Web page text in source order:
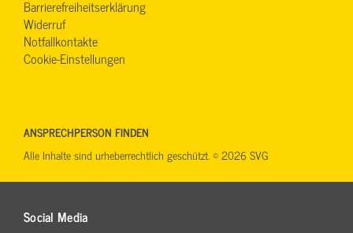
Barrierefreiheitserklärung
Widerruf
Notfallkontakte
Cookie-Einstellungen
Social Media
ANSPRECHPERSON FINDEN
Alle Inhalte sind urheberrechtlich geschützt. © 2026 SVG